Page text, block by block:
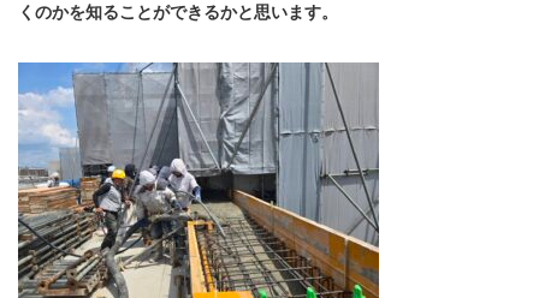
くのかを知ることができるかと思います。